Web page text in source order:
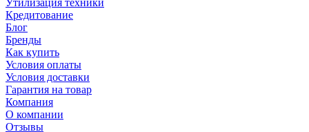
Утилизация техники
Кредитование
Блог
Бренды
Как купить
Условия оплаты
Условия доставки
Гарантия на товар
Компания
О компании
Отзывы